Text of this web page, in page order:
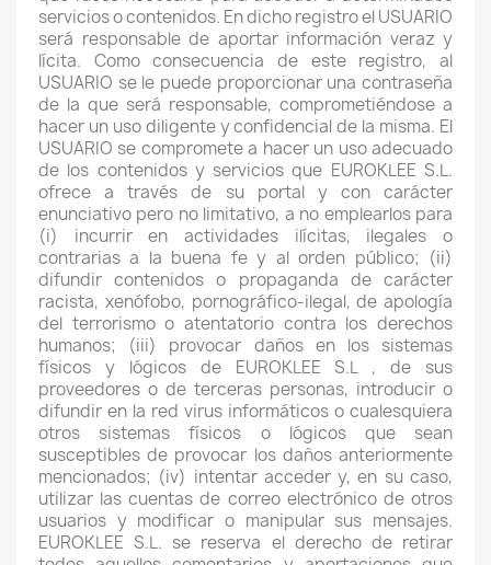
servicios o contenidos. En dicho registro el USUARIO
será responsable de aportar información veraz y
lícita. Como consecuencia de este registro, al
USUARIO se le puede proporcionar una contraseña
de la que será responsable, comprometiéndose a
hacer un uso diligente y confidencial de la misma. El
USUARIO se compromete a hacer un uso adecuado
de los contenidos y servicios que EUROKLEE S.L.
ofrece a través de su portal y con carácter
enunciativo pero no limitativo, a no emplearlos para
(i) incurrir en actividades ilícitas, ilegales o
contrarias a la buena fe y al orden público; (ii)
difundir contenidos o propaganda de carácter
racista, xenófobo, pornográfico-ilegal, de apología
del terrorismo o atentatorio contra los derechos
humanos; (iii) provocar daños en los sistemas
físicos y lógicos de EUROKLEE S.L , de sus
proveedores o de terceras personas, introducir o
difundir en la red virus informáticos o cualesquiera
otros sistemas físicos o lógicos que sean
susceptibles de provocar los daños anteriormente
mencionados; (iv) intentar acceder y, en su caso,
utilizar las cuentas de correo electrónico de otros
usuarios y modificar o manipular sus mensajes.
EUROKLEE S.L. se reserva el derecho de retirar